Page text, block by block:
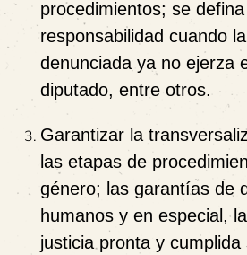
procedimientos; se
responsabilidad cuando
denunciada ya no ejerza
diputado, entre otros.
Garantizar la
las etapas de
género; las garantías de
humanos y en especial,
justicia pronta y cumplida